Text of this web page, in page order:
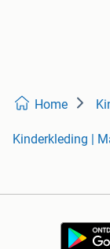
Home
Kinderkleding |